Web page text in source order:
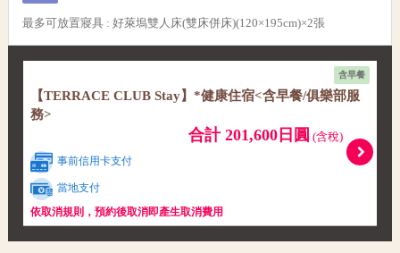
最多可放置寢具 : 好萊塢雙人床(雙床併床)(120×195cm)×2張
含早餐
【TERRACE CLUB Stay】*健康住宿<含早餐/俱樂部服
務>
合計 201,600日圓 (含稅)
事前信用卡支付
當地支付
依取消規則，預約後取消即產生取消費用